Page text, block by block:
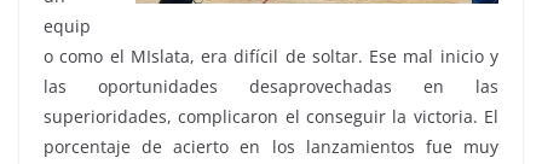
equip
o como el MIslata, era difícil de soltar. Ese mal inicio y
las oportunidades desaprovechadas en las
superioridades, complicaron el conseguir la victoria. El
porcentaje de acierto en los lanzamientos fue muy